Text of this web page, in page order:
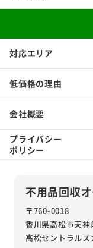
不用品回収
〒760-0018
香川県高松市天
高松セントラル
対応エリア
低価格の理由
会社概要
プライバシー
ポリシー